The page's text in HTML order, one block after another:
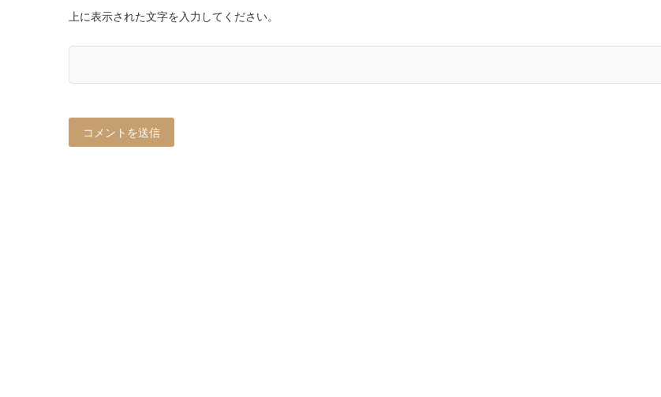
上に表示された文字を入力してください。